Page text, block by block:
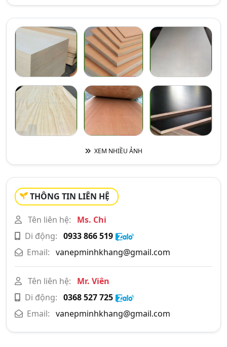
XEM NHIỀU ẢNH
THÔNG TIN LIÊN HỆ
Tên liên hệ:
Ms. Chi
Di động: 0933 866 519
Email: vanepminhkhang@gmail.com
Tên liên hệ:
Mr. Viên
Di động: 0368 527 725
Email: vanepminhkhang@gmail.com